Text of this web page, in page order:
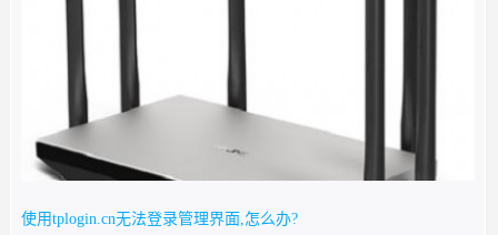
使用tplogin.cn无法登录管理界面,怎么办?